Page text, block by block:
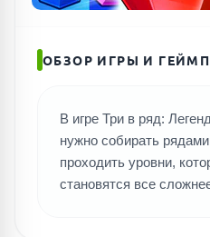
ОБЗОР ИГРЫ И
В игре Три в ряд:
нужно собирать
проходить уровни,
становятся все